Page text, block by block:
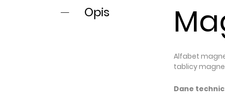
Opis
Alfabet
tablicy
Dane